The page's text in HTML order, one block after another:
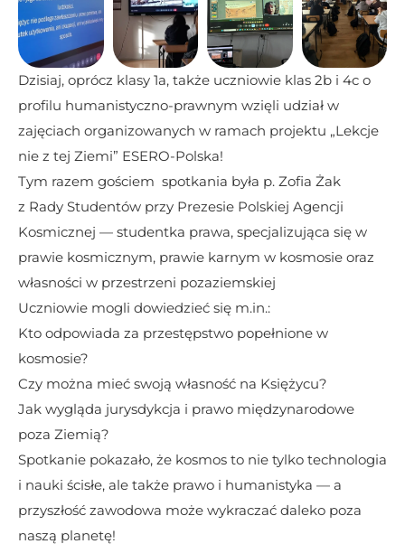
Dzisiaj, oprócz klasy 1a, także uczniowie klas 2b i 4c o
profilu humanistyczno-prawnym wzięli udział w
zajęciach organizowanych w ramach projektu „Lekcje
nie z tej Ziemi” ESERO-Polska!
Tym razem gościem  spotkania była p. Zofia Żak
z Rady Studentów przy Prezesie Polskiej Agencji
Kosmicznej — studentka prawa, specjalizująca się w
prawie kosmicznym, prawie karnym w kosmosie oraz
własności w przestrzeni pozaziemskiej
Uczniowie mogli dowiedzieć się m.in.:
Kto odpowiada za przestępstwo popełnione w
kosmosie?
Czy można mieć swoją własność na Księżycu?
Jak wygląda jurysdykcja i prawo międzynarodowe
poza Ziemią?
Spotkanie pokazało, że kosmos to nie tylko technologia
i nauki ścisłe, ale także prawo i humanistyka — a
przyszłość zawodowa może wykraczać daleko poza
naszą planetę!